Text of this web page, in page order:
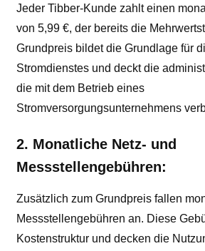
Jeder Tibber-Kunde zahlt einen
von 5,99 €, der bereits die
Grundpreis bildet die Grundlage für
Stromdienstes und deckt die
die mit dem Betrieb eines
Stromversorgungsunternehmens
2. Monatliche Netz- und
Messstellengebühren:
Zusätzlich zum Grundpreis fallen
Messstellengebühren an. Diese
Kostenstruktur und decken die